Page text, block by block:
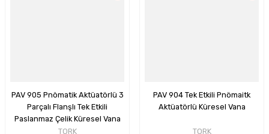
PAV 905 Pnömatik Aktüatörlü 3
Parçalı Flanşlı Tek Etkili
Paslanmaz Çelik Küresel Vana
(PN40)
TORK
PAV 904 Tek Etkili Pnömaitk
Aktüatörlü Küresel Vana
TORK